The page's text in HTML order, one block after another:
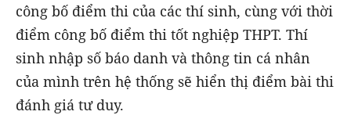
công bố điểm thi của các thí sinh, cùng với thời
điểm công bố điểm thi tốt nghiệp THPT. Thí
sinh nhập số báo danh và thông tin cá nhân
của mình trên hệ thống sẽ hiển thị điểm bài thi
đánh giá tư duy.